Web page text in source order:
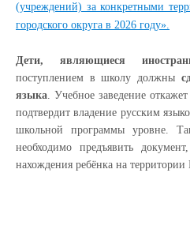
(учреждений) за конкретными
городского округа в 2026 году».
Дети, являющиеся
поступлением в школу должны
языка. Учебное заведение
подтвердит владение русским
школьной программы уровне.
необходимо предъявить
нахождения ребёнка на территории